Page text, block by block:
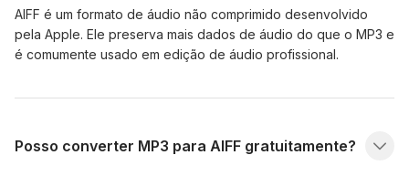
AIFF é um formato de áudio não comprimido desenvolvido
pela Apple. Ele preserva mais dados de áudio do que o MP3 e
é comumente usado em edição de áudio profissional.
Posso converter MP3 para AIFF gratuitamente?